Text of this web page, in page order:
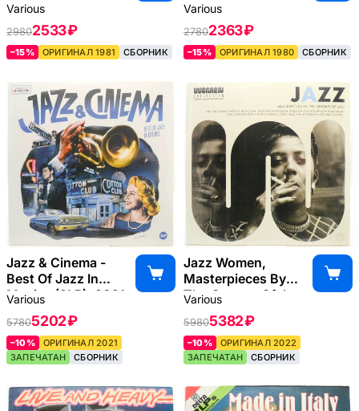
Various
29802533 ₽
–15% ОРИГИНАЛ 1981 СБОРНИК
Various
27802363 ₽
–15% ОРИГИНАЛ 1980 СБОРНИК
Jazz & Cinema -
Best Of Jazz In
Movies (2LP), 2021
Various
57805202 ₽
–10%
ОРИГИНАЛ 2021
ЗАПЕЧАТАН
СБОРНИК
Jazz Women,
Masterpieces By
The Queens Of Jazz
Various
59805382 ₽
–10%
ОРИГИНАЛ 2022
ЗАПЕЧАТАН
СБОРНИК